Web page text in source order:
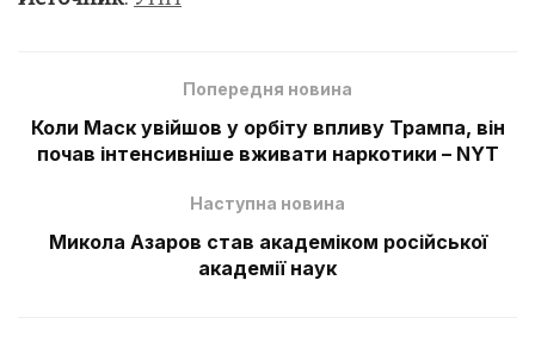
Попередня новина
Коли Маск увійшов у орбіту впливу Трампа, він
почав інтенсивніше вживати наркотики – NYT
Наступна новина
Микола Азаров став академіком російської
академії наук